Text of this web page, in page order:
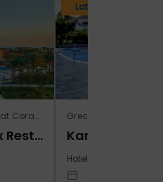
Egipt / Marsa El Alam / Madinat Coraya
Jaz Grand Marsa (ex Resta Grand Resort)
Lato 2026
Grecja / Samos /
Kampos
Hotel: